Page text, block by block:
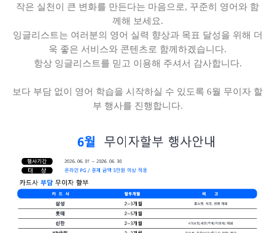
작은 실천이 큰 변화를 만든다는 마음으로, 꾸준히 영어와 함
께해 보세요.
잉글리스트는 여러분의 영어 실력 향상과 목표 달성을 위해 더
욱 좋은 서비스와 콘텐츠로 함께하겠습니다.
항상 잉글리스트를 믿고 이용해 주셔서 감사합니다.
보다 부담 없이 영어 학습을 시작하실 수 있도록 6월 무이자 할
부 행사를 진행합니다.